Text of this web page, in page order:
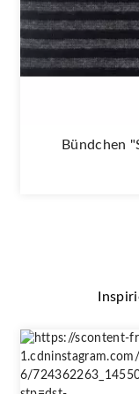
Bündchen